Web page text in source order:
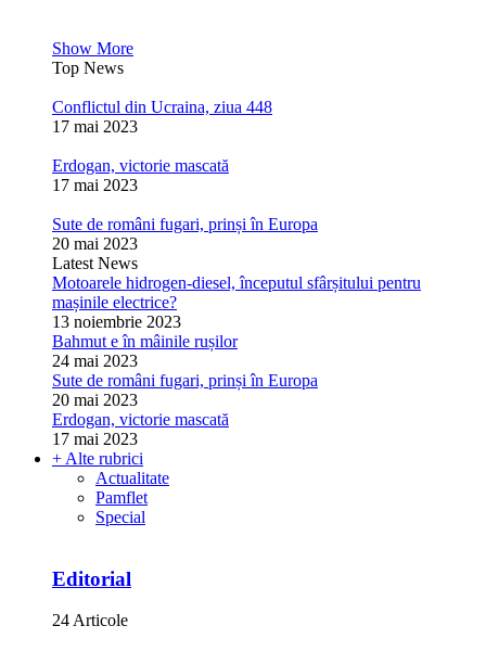
Show More
Top News
Conflictul din Ucraina, ziua 448
17 mai 2023
Erdogan, victorie mascată
17 mai 2023
Sute de români fugari, prinși în Europa
20 mai 2023
Latest News
Motoarele hidrogen-diesel, începutul sfârșitului pentru
mașinile electrice?
13 noiembrie 2023
Bahmut e în mâinile rușilor
24 mai 2023
Sute de români fugari, prinși în Europa
20 mai 2023
Erdogan, victorie mascată
17 mai 2023
+ Alte rubrici
Actualitate
Pamflet
Special
Editorial
24 Articole